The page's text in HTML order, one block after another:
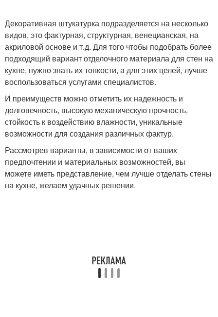
Декоративная штукатурка подразделяется на несколько
видов, это фактурная, структурная, венецианская, на
акриловой основе и т.д. Для того чтобы подобрать более
подходящий вариант отделочного материала для стен на
кухне, нужно знать их тонкости, а для этих целей, лучше
воспользоваться услугами специалистов.
И преимуществ можно отметить их надежность и
долговечность, высокую механическую прочность,
стойкость к воздействию влажности, уникальные
возможности для создания различных фактур.
Рассмотрев варианты, в зависимости от ваших
предпочтении и материальных возможностей, вы
можете иметь представление, чем лучше отделать стены
на кухне, желаем удачных решении.